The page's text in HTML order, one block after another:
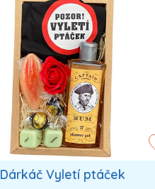
Dárkáč Vyletí ptáček